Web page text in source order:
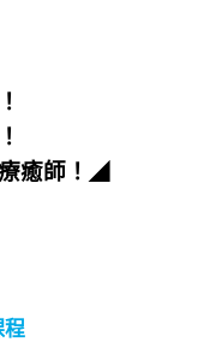
癒師！ ◢